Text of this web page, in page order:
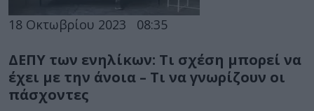
18 Οκτωβρίου 2023 08:35
ΔΕΠΥ των ενηλίκων: Τι σχέση μπορεί να
έχει με την άνοια – Τι να γνωρίζουν οι
πάσχοντες